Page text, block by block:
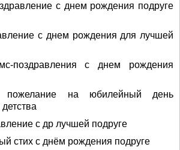
с днем рождения подруге
с днем рождения для лучшей
поздравления с днем рождения
пожелание на юбилейный день
с др лучшей подруге
стих с днём рождения подруге